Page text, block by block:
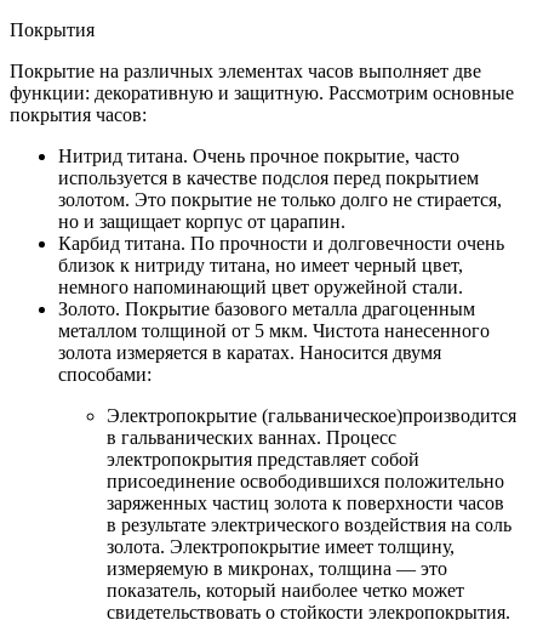
Покрытия
Покрытие на различных элементах часов выполняет две
функции: декоративную и защитную. Рассмотрим основные
покрытия часов:
Нитрид титана. Очень прочное покрытие, часто
используется в качестве подслоя перед покрытием
золотом. Это покрытие не только долго не стирается,
но и защищает корпус от царапин.
Карбид титана. По прочности и долговечности очень
близок к нитриду титана, но имеет черный цвет,
немного напоминающий цвет оружейной стали.
Золото. Покрытие базового металла драгоценным
металлом толщиной от 5 мкм. Чистота нанесенного
золота измеряется в каратах. Наносится двумя
способами:
Электропокрытие (гальваническое)производится
в гальванических ваннах. Процесс
электропокрытия представляет собой
присоединение освободившихся положительно
заряженных частиц золота к поверхности часов
в результате электрического воздействия на соль
золота. Электропокрытие имеет толщину,
измеряемую в микронах, толщина — это
показатель, который наиболее четко может
свидетельствовать о стойкости элекропокрытия.